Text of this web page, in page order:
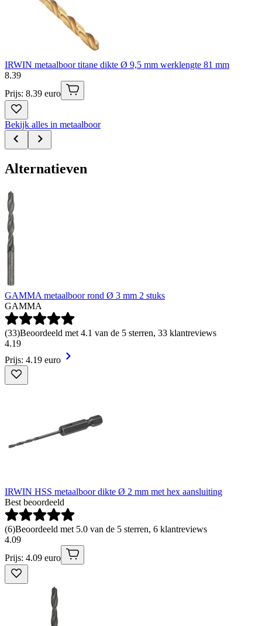
IRWIN metaalboor titane dikte Ø 9,5 mm werklengte 81 mm
8.39
Prijs: 8.39 euro
Bekijk alles in metaalboor
Alternatieven
GAMMA metaalboor rond Ø 3 mm 2 stuks
GAMMA
(33)Beoordeeld met 4.1 van de 5 sterren, 33 klantreviews
4.19
Prijs: 4.19 euro
IRWIN HSS metaalboor dikte Ø 2 mm met hex aansluiting
Best beoordeeld
(6)Beoordeeld met 5.0 van de 5 sterren, 6 klantreviews
4.09
Prijs: 4.09 euro